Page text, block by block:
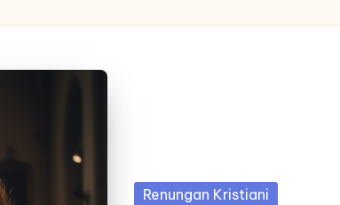
Posted
Renungan Kristiani